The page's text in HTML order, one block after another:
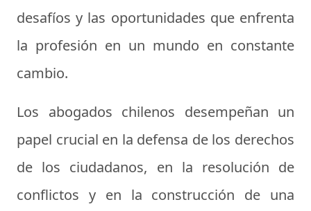
desafíos y las oportunidades que enfrenta
la profesión en un mundo en constante
cambio.
Los abogados chilenos desempeñan un
papel crucial en la defensa de los derechos
de los ciudadanos, en la resolución de
conflictos y en la construcción de una